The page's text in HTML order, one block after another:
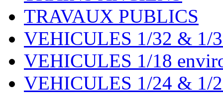
TRAVAUX PUBLICS
VEHICULES 1/32 & 1/
VEHICULES 1/18
VEHICULES 1/24 & 1/